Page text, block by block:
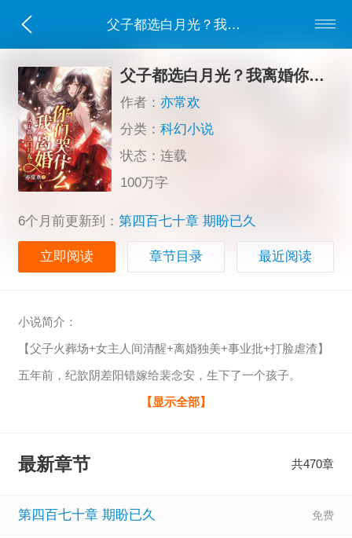
父子都选白月光？我离婚你们哭什么？
父子都选白月光？我离婚你们哭什么？
作者：亦常欢
分类：科幻小说
状态：连载
100万字
6个月前更新到： 第四百七十章 期盼已久
立即阅读 章节目录 最近阅读
小说简介：
【父子火葬场+女主人间清醒+离婚独美+事业批+打脸虐渣】
五年前，纪歆阴差阳错嫁给裴念安，生下了一个孩子。
她放弃了自己的事业，在裴家当牛做马了五年，却没得到一
裴念安的态度始终冷淡，目光都不曾落向她，而他们的孩子
但照顾父子俩的衣食起居，已经成了纪歆骨子里的习惯，她
【显示全部】
最新章节 共470章
第四百七十章 期盼已久